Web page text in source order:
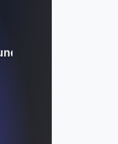
Einfluss auf die